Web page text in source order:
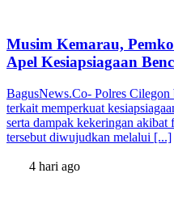
Musim Kemarau,
Apel Kesiapsiagaan
BagusNews.Co- Polres Cilegon
terkait memperkuat
serta dampak kekeringan
tersebut diwujudkan melalui [...]
4 hari ago